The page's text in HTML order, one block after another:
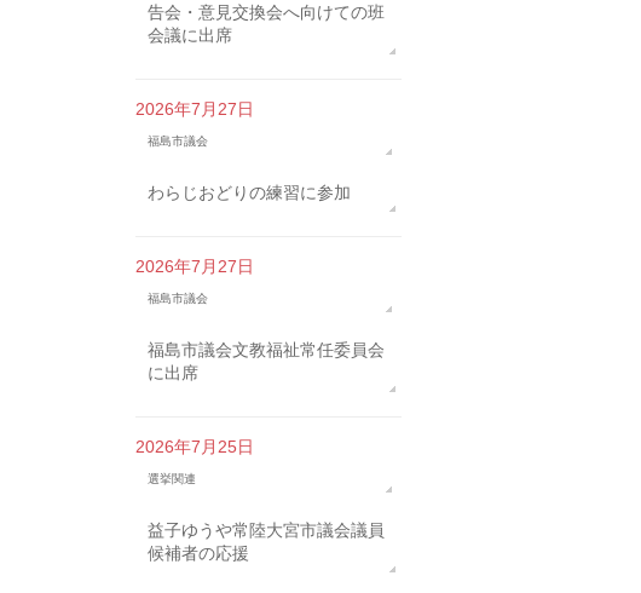
告会・意見交換会へ向けての班
会議に出席
2026年7月27日
福島市議会
わらじおどりの練習に参加
2026年7月27日
福島市議会
福島市議会文教福祉常任委員会
に出席
2026年7月25日
選挙関連
益子ゆうや常陸大宮市議会議員
候補者の応援